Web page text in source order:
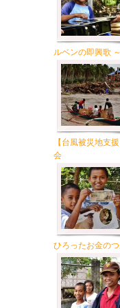
ルベンの即興歌
【台風被災地支
会
ひろったお金の